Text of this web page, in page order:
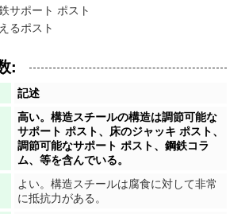
サポート ポスト
るポスト
:
記述
高い。構造スチールの構造は調節可能な
サポート ポスト、床のジャッキ ポスト、
調節可能なサポート ポスト、鋼鉄コラ
ム、等を含んでいる。
よい。構造スチールは腐食に対して非常
に抵抗力がある。